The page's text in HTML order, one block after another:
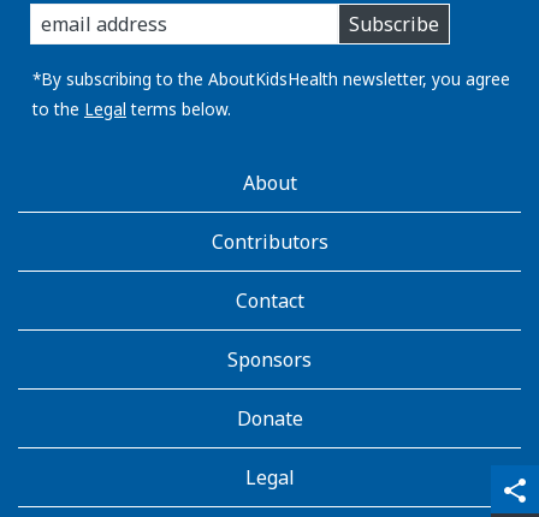
share
qr_code_scanner
content_copy
you
email
address:
Subscribe
*By subscribing to the AboutKidsHealth newsletter, you agree
to the Legal terms below.
AboutKidsHealthAbout
Contributors
Contact
Sponsors
Donate
Legal